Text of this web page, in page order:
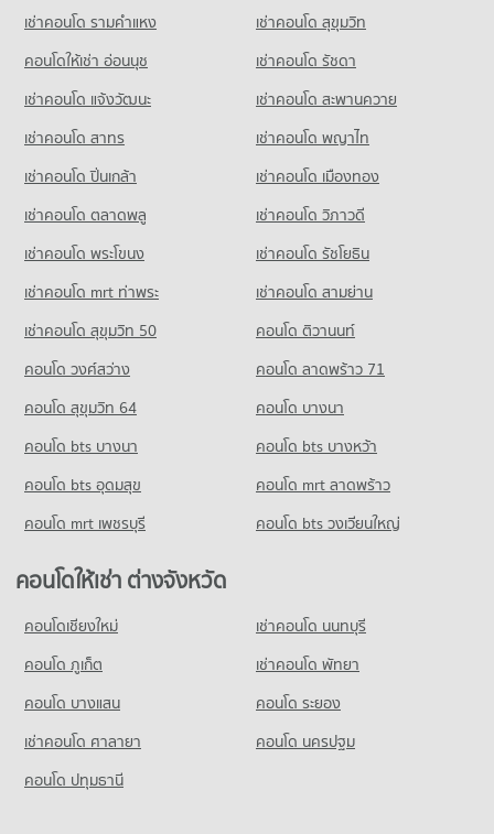
คอนโดให้เช่า โรงเรียนเซนต์แอนดรูส์อินเตอร์เนชันแนล กรุงเทพ
มีคอนโดให้เช่า 38,567 ประกาศ
ขายคอนโด โรงเรียนเซนต์แอนดรูส์อินเตอร์เนชันแนล กรุงเทพ
มีคอนโดขาย 14,134 ประกาศ
892 โครงการ
คอนโดให้เช่า รร.ไทยคริสเตียน
มีคอนโดขาย 21,743 ประกาศ
ขายคอนโด สุขุมวิท 85
มีคอนโดขาย 7 ประกาศ
เช่าคอนโด รามคําแหง
เช่าคอนโด สุขุมวิท
คอนโดให้เช่า อ่อนนุช
เช่าคอนโด รัชดา
เช่าคอนโด แจ้งวัฒนะ
เช่าคอนโด สะพานควาย
เช่าคอนโด สาทร
เช่าคอนโด พญาไท
เช่าคอนโด ปิ่นเกล้า
เช่าคอนโด เมืองทอง
เช่าคอนโด ตลาดพลู
เช่าคอนโด วิภาวดี
เช่าคอนโด พระโขนง
เช่าคอนโด รัชโยธิน
เช่าคอนโด mrt ท่าพระ
เช่าคอนโด สามย่าน
เช่าคอนโด สุขุมวิท 50
คอนโด ติวานนท์
คอนโด วงศ์สว่าง
คอนโด ลาดพร้าว 71
คอนโด สุขุมวิท 64
คอนโด บางนา
คอนโด bts บางนา
คอนโด bts บางหว้า
คอนโด bts อุดมสุข
คอนโด mrt ลาดพร้าว
คอนโด mrt เพชรบุรี
คอนโด bts วงเวียนใหญ่
คอนโดให้เช่า ต่างจังหวัด
คอนโดเชียงใหม่
เช่าคอนโด นนทบุรี
คอนโด ภูเก็ต
เช่าคอนโด พัทยา
คอนโด บางแสน
คอนโด ระยอง
เช่าคอนโด ศาลายา
คอนโด นครปฐม
คอนโด ปทุมธานี